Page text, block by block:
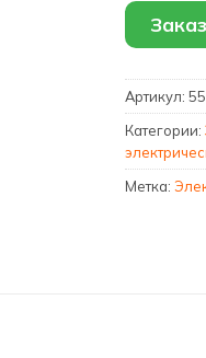
Артикул:
Категории:
Метка: